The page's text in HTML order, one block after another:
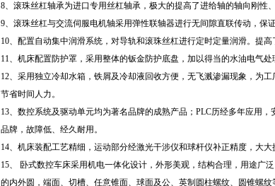
8、滚珠丝杠轴承为进口专用丝杠轴承，极大的提高了进给轴的轴向刚性
9、滚珠丝杠与交流伺服电机轴采用弹性联轴器进行无间隙直联传动，保
10、配置自动集中润滑系统，对导轨和滚珠丝杠进行定时定量润滑。提高
11、机床配置防护罩，采用整体的钣金防护底盘，加以得当的水油电气处
12、采用独立冷却水箱，铁屑及冷却液回收方便，无飞溅渗漏现象，为
节省时间人力。
13、数控系统及驱动单元均为著名品牌的成熟产品；PLC历经多年应用
品牌，故障低、经久耐用。
14、机床装配工艺精细，运动部分经激光干涉仪和球杆仪补正精度，大大
15、 卧式数控车床采用机电一体化设计，外形美观，结构合理，用途广
的内外圆，端面、切槽、任意锥面、球面及公、英制圆柱螺纹、圆锥螺